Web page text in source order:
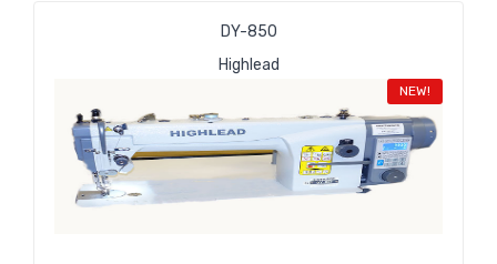
DY-850
Highlead
NEW!